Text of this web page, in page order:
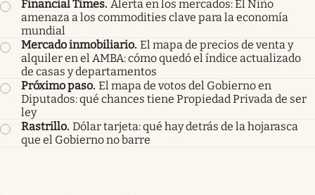
Financial Times. Alerta en los mercados: El Niño
amenaza a los commodities clave para la economía
mundial
Mercado inmobiliario. El mapa de precios de venta y
alquiler en el AMBA: cómo quedó el índice actualizado
de casas y departamentos
Próximo paso. El mapa de votos del Gobierno en
Diputados: qué chances tiene Propiedad Privada de ser
ley
Rastrillo. Dólar tarjeta: qué hay detrás de la hojarasca
que el Gobierno no barre